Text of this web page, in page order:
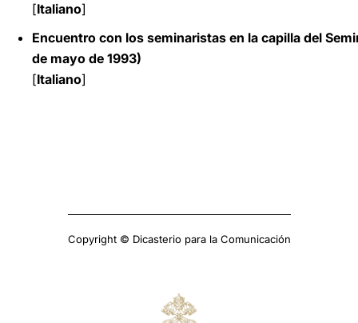
[Italiano]
Encuentro con los seminaristas en la capilla del
de mayo de 1993)
[Italiano]
Copyright © Dicasterio para la Comunicación